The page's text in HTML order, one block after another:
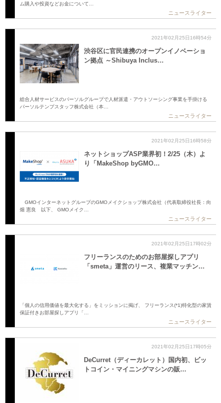
ム購入や投資などお金について…
ニュースライター
2021年02月25日16時54分
渋谷区に官民連携のオープンイノベーショ
ン拠点 ～Shibuya Inclus…
総合人材サービスのパーソルグループで人材派遣・アウトソーシング事業を手掛ける
パーソルテンプスタッフ株式会社（本…
ニュースライター
2021年02月25日16時58分
ネットショップASP業界初！2/25（木）よ
り「MakeShop byGMO…
GMOインターネットグループのGMOメイクショップ株式会社（代表取締役社長：向
畑 憲良 以下、 GMOメイク…
ニュースライター
2021年02月25日17時02分
フリーランスのためのお部屋探しアプリ
「smeta」運営のリース、複業マッチン…
「個人の信用価値を最大化する」をミッションに掲げ、 フリーランス(*1)特化型の家賃
保証付きお部屋探しアプリ「…
ニュースライター
2021年02月25日17時05分
DeCurret（ディーカレット）国内初、ビッ
トコイン・マイニングマシンの販…